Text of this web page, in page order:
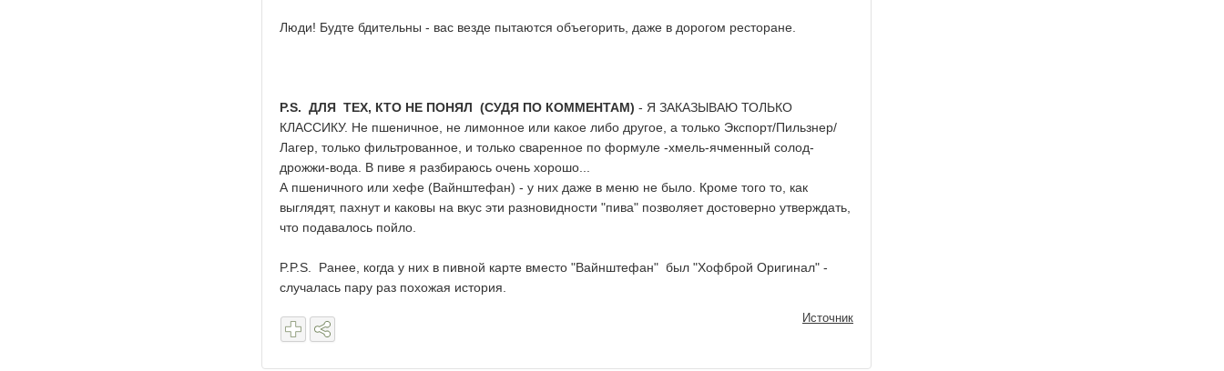
Люди! Будте бдительны - вас везде пытаются объегорить, даже в дорогом ресторане.
P.S. ДЛЯ ТЕХ, КТО НЕ ПОНЯЛ (СУДЯ ПО КОММЕНТАМ) - Я ЗАКАЗЫВАЮ ТОЛЬКО
КЛАССИКУ. Не пшеничное, не лимонное или какое либо другое, а только Экспорт/Пильзнер/
Лагер, только фильтрованное, и только сваренное по формуле -хмель-ячменный солод-
дрожжи-вода. В пиве я разбираюсь очень хорошо...
А пшеничного или хефе (Вайнштефан) - у них даже в меню не было. Кроме того то, как
выглядят, пахнут и каковы на вкус эти разновидности "пива" позволяет достоверно утверждать,
что подавалось пойло.
P.P.S. Ранее, когда у них в пивной карте вместо "Вайнштефан" был "Хофброй Оригинал" -
случалась пару раз похожая история.
Источник